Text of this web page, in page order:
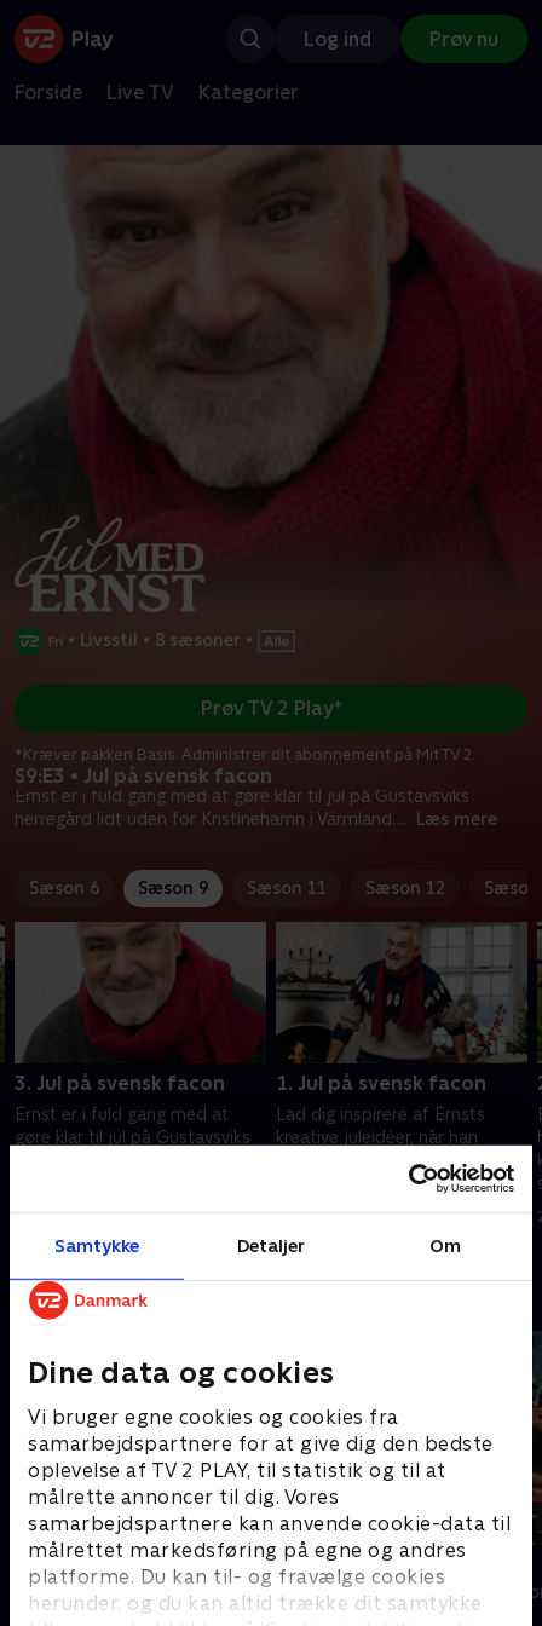
Samtykke Detaljer Om
Dine data og cookies
Vi bruger egne cookies og cookies fra
samarbejdspartnere for at give dig den bedste
oplevelse af TV 2 PLAY, til statistik og til at
målrette annoncer til dig. Vores
samarbejdspartnere kan anvende cookie-data til
målrettet markedsføring på egne og andres
platforme. Du kan til- og fravælge cookies
herunder, og du kan altid trække dit samtykke
Log ind Prøv nu
Forside Live TV Kategorier
• Livsstil • 8 sæsoner •
S9:E3 • Jul på svensk facon
Ernst er i fuld gang med at gøre klar til jul på Gustavsviks
herregård lidt uden for Kristinehamn i Värmland.... Læs mere
Prøv TV 2 Play*
*Kræver pakken Basis. Administrer dit abonnement på Mit TV 2.
Sæson 6 Sæson 9 Sæson 11 Sæson 12 Sæson
3. Jul på svensk facon
Ernst er i fuld gang med at
gøre klar til jul på Gustavsviks
julemad. Det skal selvfølgelig
også pyntes med gran og en
lyskrans. Glædelig jul fra det
svenske.
7. december 2017 • 43 min
1. Jul på svensk facon
Lad dig inspirere af Ernsts
kreative juleidéer, når han
dækker op til den søde højtid,
kreere julestjerner, nisser samt
28. november 2019 • 43 min
Andre så også
Sommer med Ernst
Livsstil • 4 sæsoner
Jul i Tivoli
Livsstil • 1